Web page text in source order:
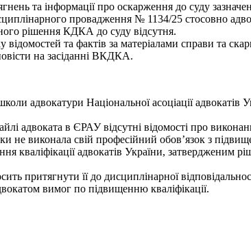
та інформації про оскарження до суду
провадження № 1134/25 стосовно
рішення КДКА до суду відсутня.
та фактів за матеріалами справи та
на засіданні ВКДКА.
адвокатури Національної асоціації адвокатів
адвоката в ЄРАУ відсутні відомості про
не виконала свій професійний обов’язок з
кваліфікації адвокатів України, затвердженим
її до дисциплінарної
вимог по підвищенню кваліфікації.